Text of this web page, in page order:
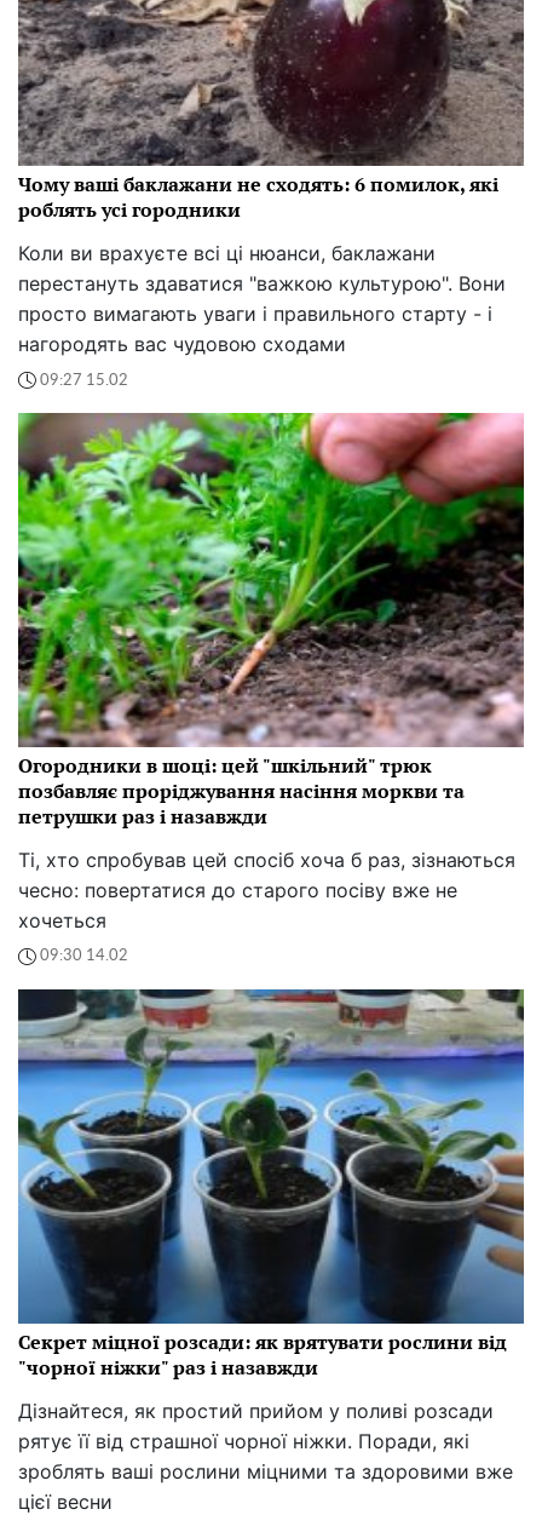
Чому ваші баклажани не сходять: 6 помилок, які
роблять усі городники
Коли ви врахуєте всі ці нюанси, баклажани
перестануть здаватися "важкою культурою". Вони
просто вимагають уваги і правильного старту - і
нагородять вас чудовою сходами
09:27 15.02
Огородники в шоці: цей "шкільний" трюк
позбавляє проріджування насіння моркви та
петрушки раз і назавжди
Ті, хто спробував цей спосіб хоча б раз, зізнаються
чесно: повертатися до старого посіву вже не
хочеться
09:30 14.02
Секрет міцної розсади: як врятувати рослини від
"чорної ніжки" раз і назавжди
Дізнайтеся, як простий прийом у поливі розсади
рятує її від страшної чорної ніжки. Поради, які
зроблять ваші рослини міцними та здоровими вже
цієї весни